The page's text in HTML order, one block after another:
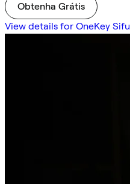
Obtenha Grátis
View details for OneKey Sifu